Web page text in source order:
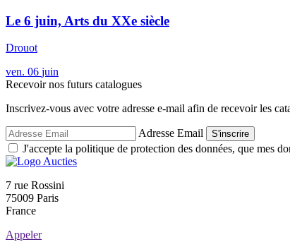
Le 6 juin, Arts du XXe siècle
Drouot
ven. 06 juin
Recevoir nos futurs catalogues
Inscrivez-vous avec votre adresse e-mail afin de recevoir les
Adresse Email S'inscrire
J'accepte la politique de protection des données, que mes
7 rue Rossini
75009 Paris
France
Appeler